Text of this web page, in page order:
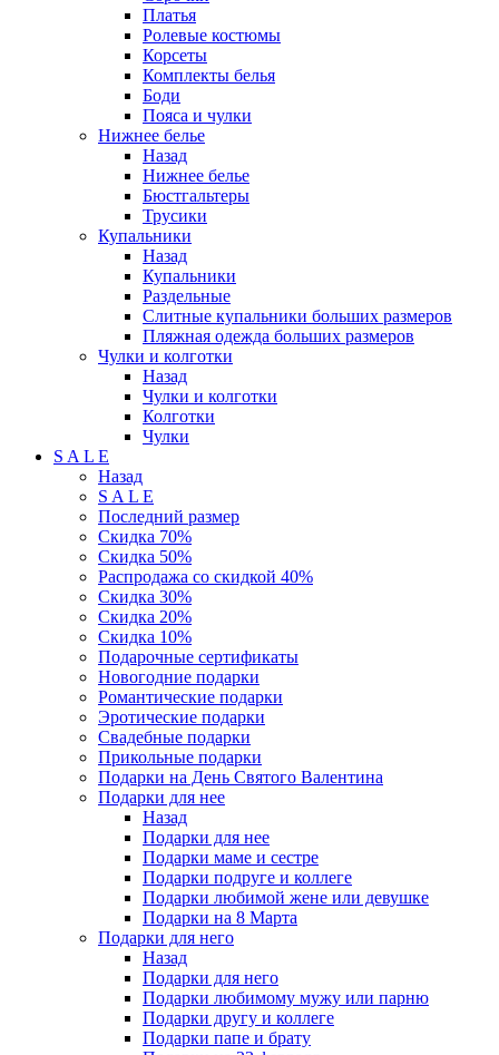
Платья
Ролевые костюмы
Корсеты
Комплекты белья
Боди
Пояса и чулки
Нижнее белье
Назад
Нижнее белье
Бюстгальтеры
Трусики
Купальники
Назад
Купальники
Раздельные
Слитные купальники больших размеров
Пляжная одежда больших размеров
Чулки и колготки
Назад
Чулки и колготки
Колготки
Чулки
S A L E
Назад
S A L E
Последний размер
Скидка 70%
Скидка 50%
Распродажа со скидкой 40%
Скидка 30%
Скидка 20%
Скидка 10%
Подарочные сертификаты
Новогодние подарки
Романтические подарки
Эротические подарки
Свадебные подарки
Прикольные подарки
Подарки на День Святого Валентина
Подарки для нее
Назад
Подарки для нее
Подарки маме и сестре
Подарки подруге и коллеге
Подарки любимой жене или девушке
Подарки на 8 Марта
Подарки для него
Назад
Подарки для него
Подарки любимому мужу или парню
Подарки другу и коллеге
Подарки папе и брату